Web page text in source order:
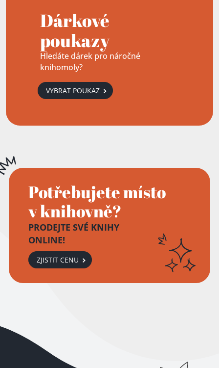
Dárkové
poukazy
Hledáte dárek pro náročné
knihomoly?
VYBRAT POUKAZ
Potřebujete místo
v knihovně?
PRODEJTE SVÉ KNIHY
ONLINE!
ZJISTIT CENU